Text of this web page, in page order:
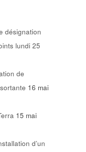
désignation
lundi 25
de
16 mai
15 mai
d’un